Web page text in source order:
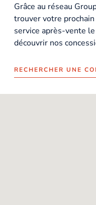
Grâce au réseau
trouver votre
service après-vente
découvrir nos
RECHERCHER UNE